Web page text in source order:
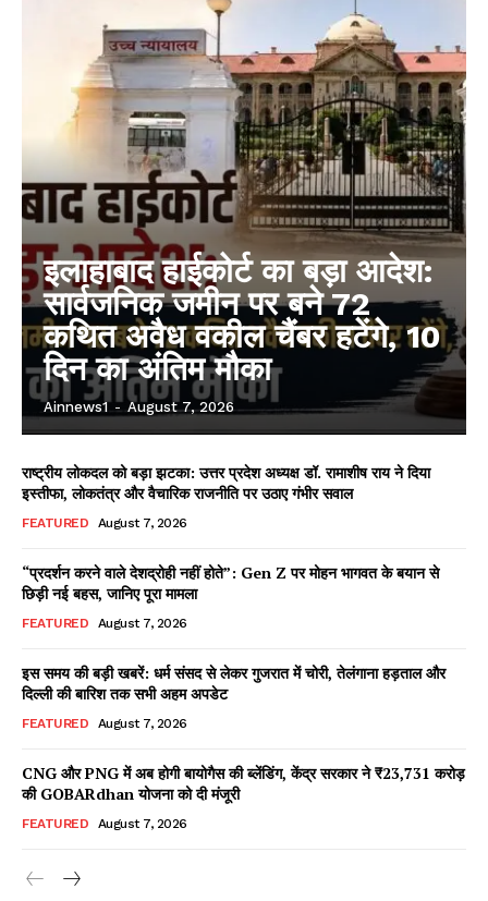
Facebook
X WhatsApp
Share
Read Latest News on AIN
NEWS 1 App
इलाहाबाद हाईकोर्ट का बड़ा आदेश:
सार्वजनिक जमीन पर बने 72
कथित अवैध वकील चैंबर हटेंगे, 10
दिन का अंतिम मौका
Ainnews1 - August 7, 2026
राष्ट्रीय लोकदल को बड़ा झटका: उत्तर प्रदेश अध्यक्ष डॉ. रामाशीष राय ने दिया
इस्तीफा, लोकतंत्र और वैचारिक राजनीति पर उठाए गंभीर सवाल
FEATURED August 7, 2026
“प्रदर्शन करने वाले देशद्रोही नहीं होते”: Gen Z पर मोहन भागवत के बयान से
छिड़ी नई बहस, जानिए पूरा मामला
FEATURED August 7, 2026
इस समय की बड़ी खबरें: धर्म संसद से लेकर गुजरात में चोरी, तेलंगाना हड़ताल और
दिल्ली की बारिश तक सभी अहम अपडेट
FEATURED August 7, 2026
CNG और PNG में अब होगी बायोगैस की ब्लेंडिंग, केंद्र सरकार ने ₹23,731 करोड़
की GOBARdhan योजना को दी मंजूरी
FEATURED August 7, 2026